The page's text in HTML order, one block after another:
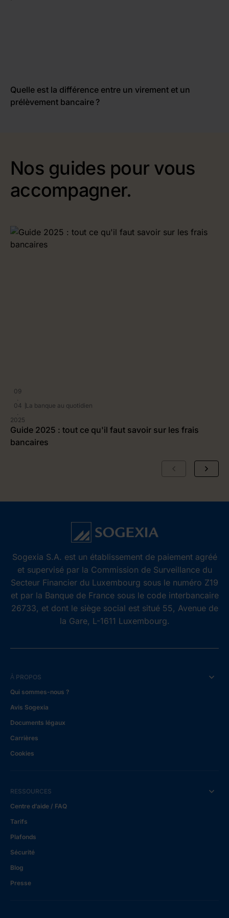
Quelle est la différence entre un virement et un
prélèvement bancaire ?
Nos guides pour vous
accompagner.
09
.
04
.
2025
La banque au quotidien
Guide 2025 : tout ce qu'il faut savoir sur les frais
bancaires
Sogexia S.A. est un établissement de paiement agréé
et supervisé par la Commission de Surveillance du
Secteur Financier du Luxembourg sous le numéro Z19
et par la Banque de France sous le code interbancaire
26733, et dont le siège social est situé 55, Avenue de
la Gare, L-1611 Luxembourg.
À PROPOS
Qui sommes-nous ?
Avis Sogexia
Documents légaux
Carrières
Cookies
RESSOURCES
Centre d’aide / FAQ
Tarifs
Plafonds
Sécurité
Blog
Presse